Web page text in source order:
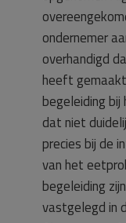
ondernemer
overhandigd
heeft
begeleiding
dat niet
precies bij de
van het
begeleiding
vastgelegd in